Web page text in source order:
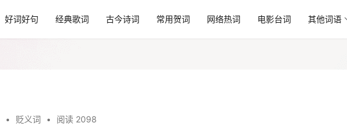
好词好句 经典歌词 古今诗词 常用贺词 网络热词 电影台词 其他词语
• 贬义词 • 阅读 2098